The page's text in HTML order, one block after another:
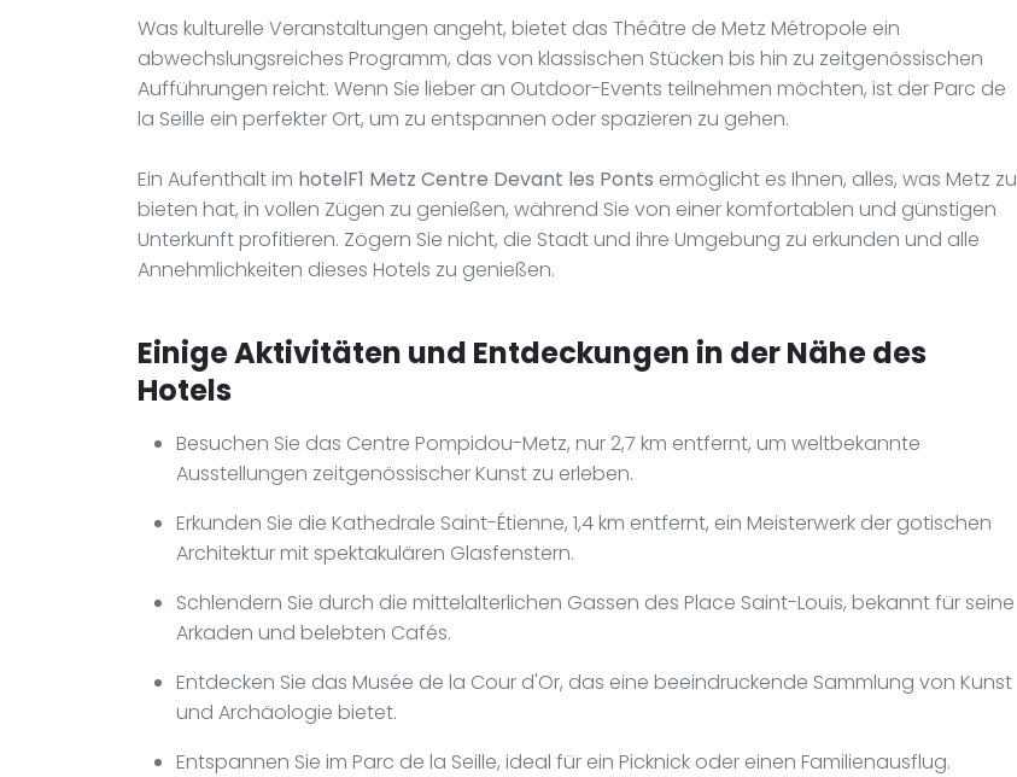
Was kulturelle Veranstaltungen angeht, bietet das Théâtre de Metz Métropole ein
abwechslungsreiches Programm, das von klassischen Stücken bis hin zu zeitgenössischen
Aufführungen reicht. Wenn Sie lieber an Outdoor-Events teilnehmen möchten, ist der Parc de
la Seille ein perfekter Ort, um zu entspannen oder spazieren zu gehen.
Ein Aufenthalt im hotelF1 Metz Centre Devant les Ponts ermöglicht es Ihnen, alles, was Metz zu
bieten hat, in vollen Zügen zu genießen, während Sie von einer komfortablen und günstigen
Unterkunft profitieren. Zögern Sie nicht, die Stadt und ihre Umgebung zu erkunden und alle
Annehmlichkeiten dieses Hotels zu genießen.
Einige Aktivitäten und Entdeckungen in der Nähe des
Hotels
Besuchen Sie das Centre Pompidou-Metz, nur 2,7 km entfernt, um weltbekannte
Ausstellungen zeitgenössischer Kunst zu erleben.
Erkunden Sie die Kathedrale Saint-Étienne, 1,4 km entfernt, ein Meisterwerk der gotischen
Architektur mit spektakulären Glasfenstern.
Schlendern Sie durch die mittelalterlichen Gassen des Place Saint-Louis, bekannt für seine
Arkaden und belebten Cafés.
Entdecken Sie das Musée de la Cour d'Or, das eine beeindruckende Sammlung von Kunst
und Archäologie bietet.
Entspannen Sie im Parc de la Seille, ideal für ein Picknick oder einen Familienausflug.